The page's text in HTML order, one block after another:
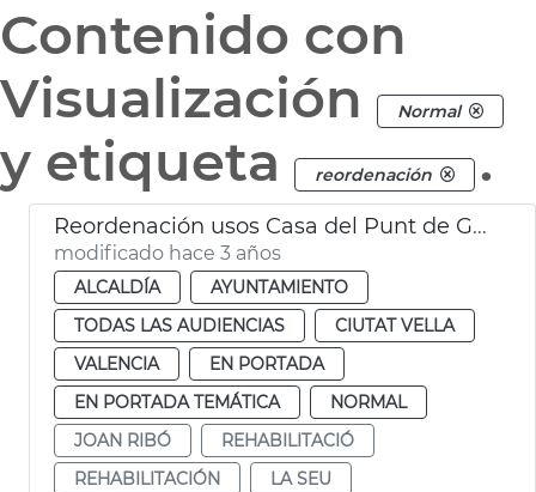
Contenido con
Visualización
Normal
y etiqueta reordenación .
Reordenación usos Casa del Punt de Ganxo
modificado hace 3 años
ALCALDÍA
AYUNTAMIENTO
TODAS LAS AUDIENCIAS
CIUTAT VELLA
VALENCIA
EN PORTADA
EN PORTADA TEMÁTICA
NORMAL
JOAN RIBÓ
REHABILITACIÓ
REHABILITACIÓN
LA SEU